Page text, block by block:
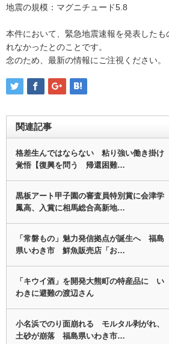
地震の規模：マグニチュード5.8
本件において、緊急地震速報を発表したも
れなかったとのことです。
念のため、最新の情報にご注視ください。
関連記事
格差生んではならない 粘り強い働き掛け
覚悟【復興を問う 帰還困難…
黒板アート甲子園の審査員特別賞に会津学
鳳高、入賞に相馬総合高新地…
「常磐もの」魅力発信拠点が誕生へ 福島
県いわき市 鮮魚販売店「お…
「キウイ酒」を開発大熊町の特産品に い
わきに避難の渡辺さん
小名浜でのり面崩れる モルタル剥がれ、
土砂が崩落 福島県いわき市…